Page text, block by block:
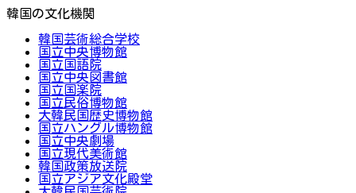
韓国の文化機関
韓国芸術総合学校
国立中央博物館
国立国語院
国立中央図書館
国立国楽院
国立民俗博物館
大韓民国歴史博物館
国立ハングル博物館
国立中央劇場
国立現代美術館
韓国政策放送院
国立アジア文化殿堂